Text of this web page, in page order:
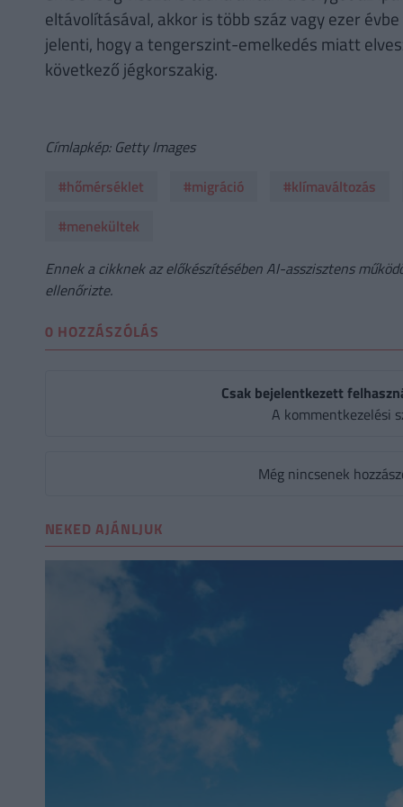
eltávolításával, akkor is több száz vagy ezer
jelenti, hogy a tengerszint-emelkedés miatt
következő jégkorszakig.
Címlapkép: Getty Images
#hőmérséklet
#migráció #klímaváltozás
#menekültek
Ennek a cikknek az előkészítésében AI-asszisztens
ellenőrizte.
0 HOZZÁSZÓLÁS
Csak bejelentkezett
A kommentkezelési
Még nincsenek
NEKED AJÁNLJUK